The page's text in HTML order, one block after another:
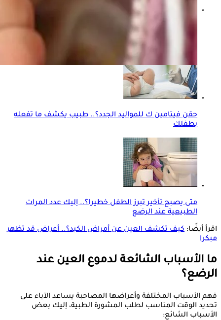
اللبن البقري للأطفال.. لماذا ينهي عنه الأطباء لمن دون
حقن فيتامين ك للمواليد الجدد؟.. طبيب يكشف ما تفعله
بطفلك
متى يصبح تأخير تبرز الطفل خطيرا؟.. إليك عدد المرات
الطبيعية عند الرضع
اقرأ أيضًا: كيف تكشف العين عن أمراض الكبد؟.. أعراض قد تظهر
مبكرا
ما الأسباب الشائعة لدموع العين عند
الرضع؟
فهم الأسباب المختلفة وأعراضها المصاحبة يساعد الآباء على
تحديد الوقت المناسب لطلب المشورة الطبية، إليك بعض
الأسباب الشائع: